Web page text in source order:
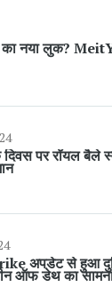
का नया लुक?
दिवस पर रॉयल बैले
अपडेट से हुआ
ऑफ डेथ का